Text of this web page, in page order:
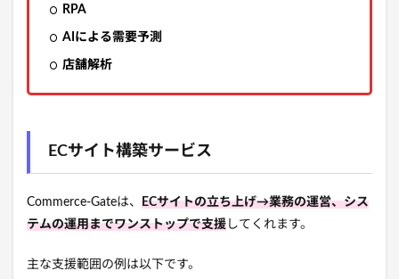
RPA
AIによる需要予測
店舗解析
ECサイト構築サービス
Commerce-Gateは、 ECサイトの立ち上げ→業務の運営、シス
テムの運用までワンストップで支援 してくれます。
主な支援範囲の例は以下です。